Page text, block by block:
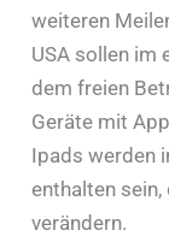
weiteren
USA sollen im
dem freien
Geräte mit
Ipads werden
enthalten
verändern.